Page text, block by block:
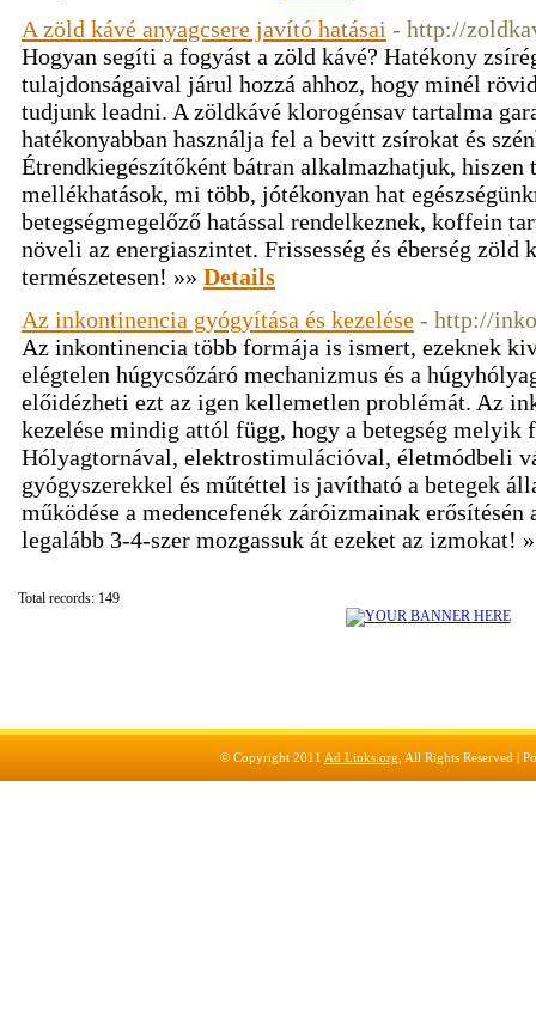
A zöld kávé anyagcsere javító hatásai - http://
Hogyan segíti a fogyást a zöld kávé? Hatékony
tulajdonságaival járul hozzá ahhoz, hogy minél
tudjunk leadni. A zöldkávé klorogénsav tartalma
hatékonyabban használja fel a bevitt zsírokat és
Étrendkiegészítőként bátran alkalmazhatjuk, hiszen
mellékhatások, mi több, jótékonyan hat
betegségmegelőző hatással rendelkeznek, koffein
növeli az energiaszintet. Frissesség és éberség zöld
természetesen! »» Details
Az inkontinencia gyógyítása és kezelése - http://
Az inkontinencia több formája is ismert, ezeknek
elégtelen húgycsőzáró mechanizmus és a
előidézheti ezt az igen kellemetlen problémát. Az
kezelése mindig attól függ, hogy a betegség melyik
Hólyagtornával, elektrostimulációval, életmódbeli
gyógyszerekkel és műtéttel is javítható a betegek
működése a medencefenék záróizmainak
legalább 3-4-szer mozgassuk át ezeket az izmokat!
Total records: 149
© Copyright 2011 Ad Links.org , All Rights Reserved |